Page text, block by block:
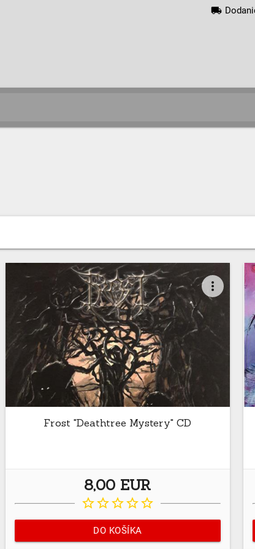
local_shipping
more_vert
Frost "Deathtree Mystery" CD
8,00 EUR
star_borderstar_borderstar_borderstar_borderstar_border
DO KOŠÍKA